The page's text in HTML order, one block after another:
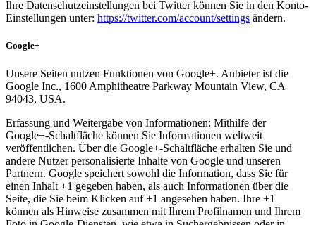
Ihre Datenschutzeinstellungen bei Twitter können Sie in den Konto-
Einstellungen unter: https://twitter.com/account/settings ändern.
Google+
Unsere Seiten nutzen Funktionen von Google+. Anbieter ist die
Google Inc., 1600 Amphitheatre Parkway Mountain View, CA
94043, USA.
Erfassung und Weitergabe von Informationen: Mithilfe der
Google+-Schaltfläche können Sie Informationen weltweit
veröffentlichen. Über die Google+-Schaltfläche erhalten Sie und
andere Nutzer personalisierte Inhalte von Google und unseren
Partnern. Google speichert sowohl die Information, dass Sie für
einen Inhalt +1 gegeben haben, als auch Informationen über die
Seite, die Sie beim Klicken auf +1 angesehen haben. Ihre +1
können als Hinweise zusammen mit Ihrem Profilnamen und Ihrem